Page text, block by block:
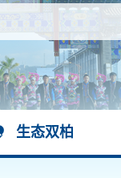
生态双柏